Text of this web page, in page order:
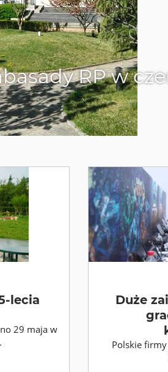
RP w
lecia
29 maja w
Duże
Polskie firmy